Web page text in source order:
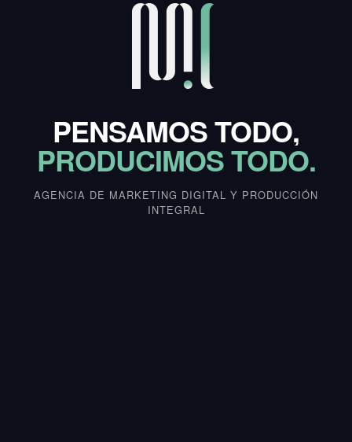
PENSAMOS TODO,
PRODUCIMOS TODO.
AGENCIA DE MARKETING DIGITAL Y PRODUCCIÓN
INTEGRAL